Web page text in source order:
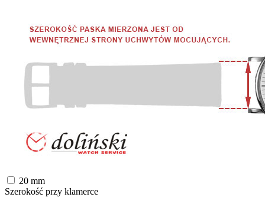
20 mm
Szerokość przy klamerce